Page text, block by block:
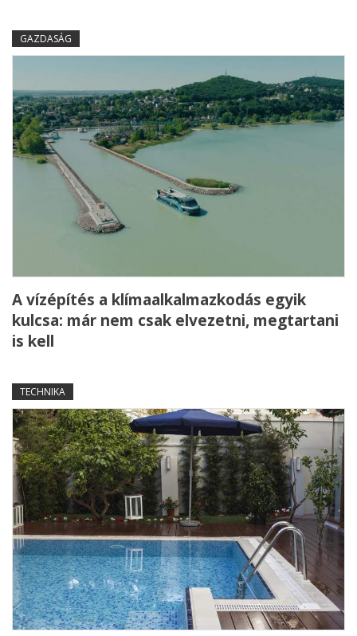
GAZDASÁG
A vízépítés a klímaalkalmazkodás egyik
kulcsa: már nem csak elvezetni, megtartani
is kell
TECHNIKA